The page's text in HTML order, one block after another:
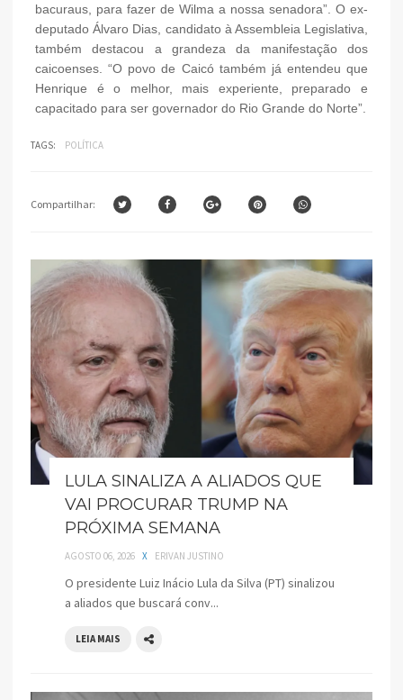
bacuraus, para fazer de Wilma a nossa senadora”. O ex-
deputado Álvaro Dias, candidato à Assembleia Legislativa,
também destacou a grandeza da manifestação dos
caicoenses. “O povo de Caicó também já entendeu que
Henrique é o melhor, mais experiente, preparado e
capacitado para ser governador do Rio Grande do Norte”.
TAGS: POLÍTICA
Compartilhar:
LULA SINALIZA A ALIADOS QUE
VAI PROCURAR TRUMP NA
PRÓXIMA SEMANA
AGOSTO 06, 2026 X ERIVAN JUSTINO
O presidente Luiz Inácio Lula da Silva (PT) sinalizou
a aliados que buscará conv...
LEIA MAIS